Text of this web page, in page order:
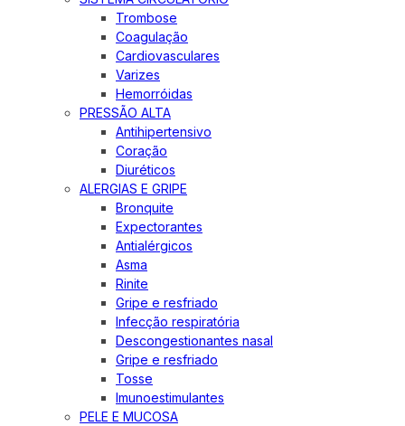
Trombose
Coagulação
Cardiovasculares
Varizes
Hemorróidas
PRESSÃO ALTA
Antihipertensivo
Coração
Diuréticos
ALERGIAS E GRIPE
Bronquite
Expectorantes
Antialérgicos
Asma
Rinite
Gripe e resfriado
Infecção respiratória
Descongestionantes nasal
Gripe e resfriado
Tosse
Imunoestimulantes
PELE E MUCOSA